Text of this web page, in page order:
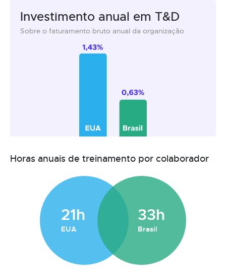
Investimento anual em T&D
Sobre o faturamento bruto anual da organização
Horas anuais de treinamento por colaborador
21h
EUA
33h
Brasil